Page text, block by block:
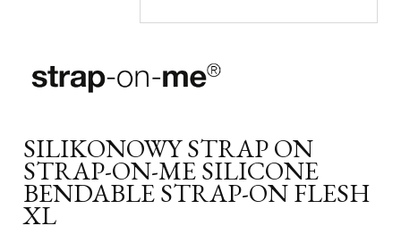
SILIKONOWY STRAP ON
STRAP-ON-ME SILICONE
BENDABLE STRAP-ON FLESH
XL